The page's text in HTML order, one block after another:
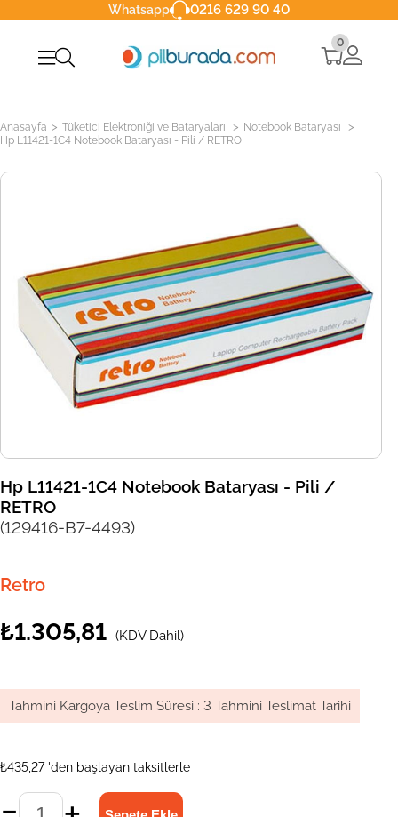
Whatsapp 0216 629 90 40
0
Anasayfa > Tüketici Elektroniği ve Bataryaları > Notebook Bataryası >
Hp L11421-1C4 Notebook Bataryası - Pili / RETRO
Hp L11421-1C4 Notebook Bataryası - Pili /
RETRO
(129416-B7-4493)
Retro
₺1.305,81 (KDV Dahil)
Tahmini Kargoya Teslim Süresi : 3 Tahmini Teslimat Tarihi
₺435,27 'den başlayan taksitlerle